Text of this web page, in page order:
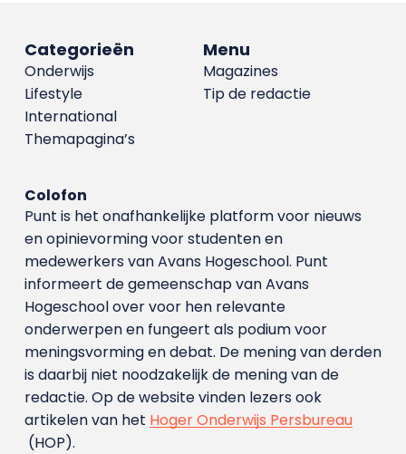
Menu
Magazines
Tip de redactie
Categorieën
Onderwijs
Lifestyle
International
Themapagina’s
Colofon
Punt is het onafhankelijke platform voor nieuws
en opinievorming voor studenten en
medewerkers van Avans Hoge­school. Punt
informeert de gemeenschap van Avans
Hogeschool over voor hen relevante
onderwerpen en fungeert als podium voor
meningsvorming en debat. De mening van derden
is daarbij niet noodzakelijk de mening van de
redactie. Op de website vinden lezers ook
artikelen van het Hoger Onderwijs Persbureau
(HOP).